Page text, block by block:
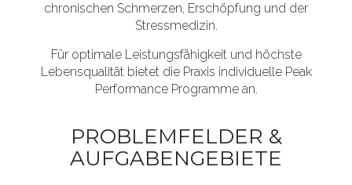
chronischen Schmerzen, Erschöpfung und der
Stressmedizin.
Für optimale Leistungsfähigkeit und höchste
Lebensqualität bietet die Praxis individuelle Peak
Performance Programme an.
PROBLEMFELDER &
AUFGABENGEBIETE